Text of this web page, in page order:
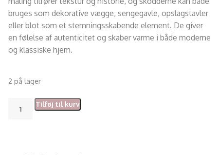
bruges som dekorative vægge, sengegavle, opslagstavler
eller blot som et stemningsskabende element. De giver
en følelse af autenticitet og skaber varme i både moderne
og klassiske hjem.
2 på lager
Tilføj til kurv